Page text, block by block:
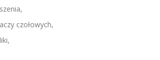
czołowych,